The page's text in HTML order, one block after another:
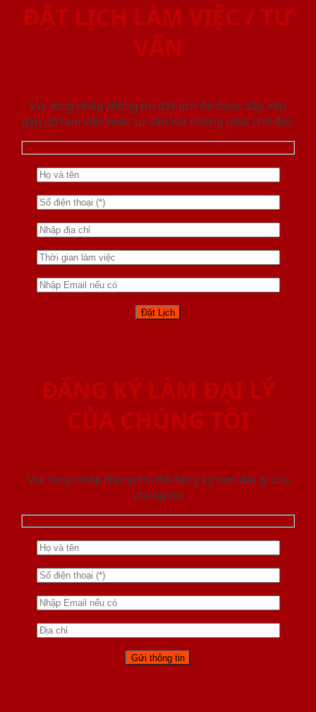
ĐẶT LỊCH LÀM VIỆC / TƯ
VẤN
Vui lòng nhập thông tin đặt lịch để được sắp xếp
gặp gỡ làm việc hoăc tư vấn mà không phải chờ đợi.
ĐĂNG KÝ LÀM ĐẠI LÝ
CỦA CHÚNG TÔI
Vui lòng nhập thông tin để đăng ký làm đại lý của
chúng tôi